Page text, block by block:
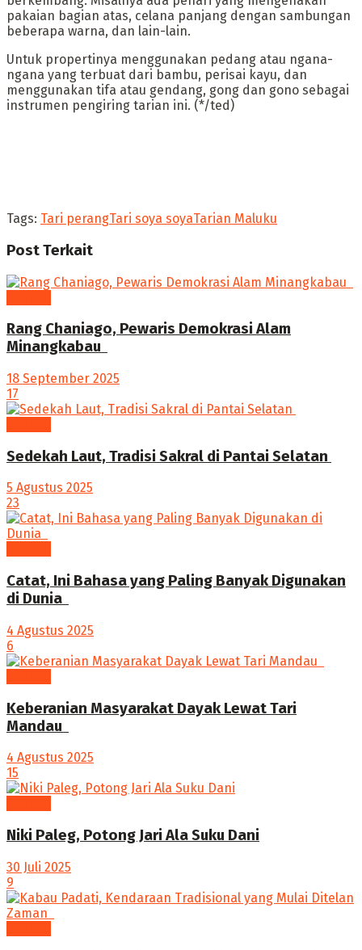
pakaian bagian atas, celana panjang dengan sambungan
beberapa warna, dan lain-lain.
‎Untuk propertinya menggunakan pedang atau ngana-
ngana yang terbuat dari bambu, perisai kayu, dan
menggunakan tifa atau gendang, gong dan gono sebagai
instrumen pengiring tarian ini. (*/ted)
Tags: Tari perangTari soya soyaTarian Maluku
PostTerkait
Rang Chaniago, Pewaris Demokrasi Alam
Minangkabau ‎
18 September 2025
17
Sedekah Laut, Tradisi Sakral di Pantai Selatan
5 Agustus 2025
23
‎Catat, Ini Bahasa yang Paling Banyak Digunakan
di Dunia ‎
4 Agustus 2025
6
Keberanian Masyarakat Dayak Lewat Tari
Mandau ‎
4 Agustus 2025
15
Niki Paleg, Potong Jari Ala Suku Dani
30 Juli 2025
9